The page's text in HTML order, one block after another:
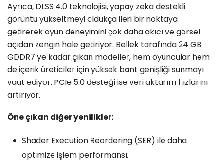
Ayrıca, DLSS 4.0 teknolojisi, yapay zeka destekli
görüntü yükseltmeyi oldukça ileri bir noktaya
getirerek oyun deneyimini çok daha akıcı ve görsel
açıdan zengin hale getiriyor. Bellek tarafında 24 GB
GDDR7’ye kadar çıkan modeller, hem oyuncular hem
de içerik üreticiler için yüksek bant genişliği sunmayı
vaat ediyor. PCIe 5.0 desteği ise veri aktarım hızlarını
artırıyor.
Öne çıkan diğer yenilikler:
Shader Execution Reordering (SER) ile daha
optimize işlem performansı.